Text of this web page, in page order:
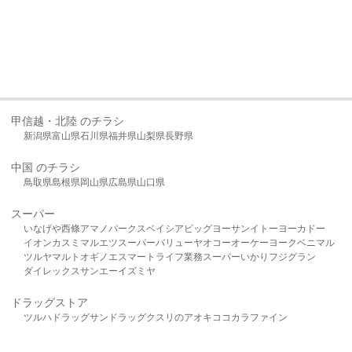
甲信越・北陸 のチラシ
新潟県富山県石川県福井県山梨県長野県
中国 のチラシ
鳥取県島根県岡山県広島県山口県
スーパー
いなげや西條アマノパークスベイシア ビッグヨーサンイトーヨーカドー
イオンカスミ マルエツスーパーバリューヤオコーオーケー ヨークベニマル
ツルヤマルト オギノ エスマート ライフ業務スーパーいかり フジグラン
ダイレックスサンエーイズミヤ
ドラッグストア
ツルハドラッグサンドラッグクスリのアオキ ココカラファイン